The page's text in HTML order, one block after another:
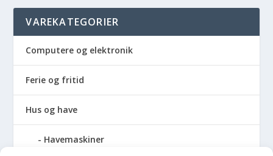
VAREKATEGORIER
Computere og elektronik
Ferie og fritid
Hus og have
Havemaskiner